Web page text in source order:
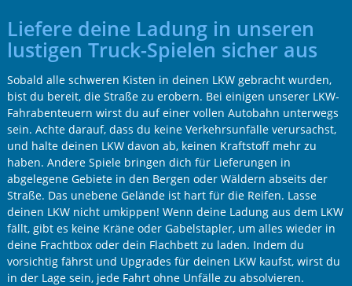
Liefere deine Ladung in unseren
lustigen Truck-Spielen sicher aus
Sobald alle schweren Kisten in deinen LKW gebracht wurden,
bist du bereit, die Straße zu erobern. Bei einigen unserer LKW-
Fahrabenteuern wirst du auf einer vollen Autobahn unterwegs
sein. Achte darauf, dass du keine Verkehrsunfälle verursachst,
und halte deinen LKW davon ab, keinen Kraftstoff mehr zu
haben. Andere Spiele bringen dich für Lieferungen in
abgelegene Gebiete in den Bergen oder Wäldern abseits der
Straße. Das unebene Gelände ist hart für die Reifen. Lasse
deinen LKW nicht umkippen! Wenn deine Ladung aus dem LKW
fällt, gibt es keine Kräne oder Gabelstapler, um alles wieder in
deine Frachtbox oder dein Flachbett zu laden. Indem du
vorsichtig fährst und Upgrades für deinen LKW kaufst, wirst du
in der Lage sein, jede Fahrt ohne Unfälle zu absolvieren.